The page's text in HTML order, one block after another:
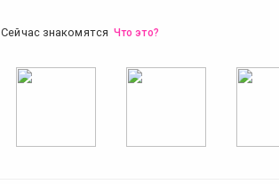
Сейчас знакомятся Что это?